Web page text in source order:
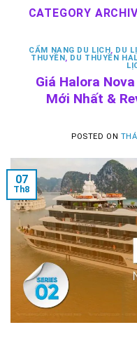
CATEGORY
CẨM NANG DU LỊCH, DU
THUYỀN, DU THUYỀN
Giá Halora
Mới Nhất &
POSTED ON
07
Th8